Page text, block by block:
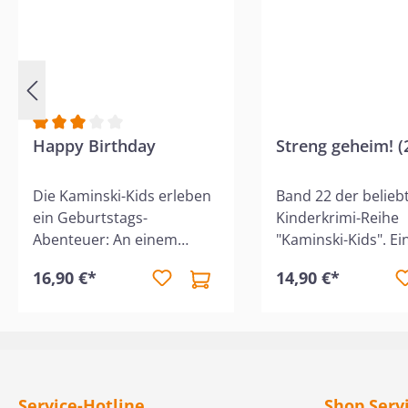
Durchschnittliche Bewertung von 3 von 5 Sternen
Happy Birthday
Die Kaminski-Kids erleben
ein Geburtstags-
Abenteuer: An einem
die Geschwister einen
16,90 €*
Streng geheim!
Band 22 der
Kinderkrimi-Reihe
"Kaminski-Kids".
Freundschaft und
14,90 €*